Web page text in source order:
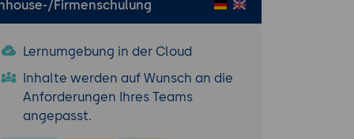
Firmenschulung
Lernumgebung in der Cloud
Inhalte werden auf Wunsch an die
Anforderungen Ihres Teams
angepasst.